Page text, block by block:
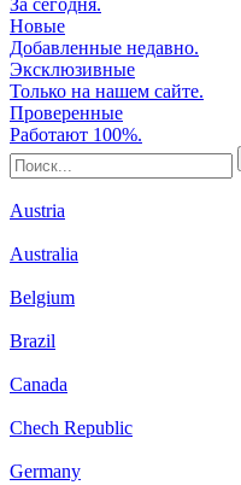
Новые
Добавленные недавно.
Эксклюзивные
Только на нашем сайте.
Проверенные
Работают 100%.
Austria
Australia
Belgium
Brazil
Canada
Chech Republic
Germany